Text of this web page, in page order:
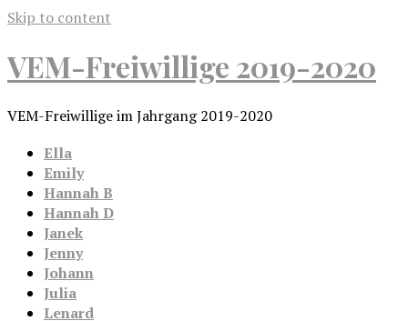
Skip to content
VEM-Freiwillige 2019-2020
VEM-Freiwillige im Jahrgang 2019-2020
Ella
Emily
Hannah B
Hannah D
Janek
Jenny
Johann
Julia
Lenard